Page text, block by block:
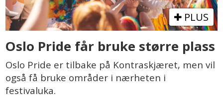
PLUS
Oslo Pride får bruke større plass
Oslo Pride er tilbake på Kontraskjæret, men vil
også få bruke områder i nærheten i
festivaluka.